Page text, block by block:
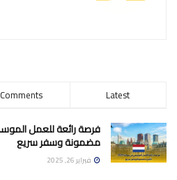
Comments Latest
مضمونة وسفر سريع
فبراير 26, 2025